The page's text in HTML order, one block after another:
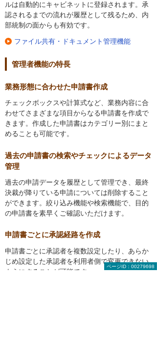
ルは自動的にキャビネットに登録されます。承
認されるまでの流れが履歴として残るため、内
部統制の面からも有効です。
ファイル共有・ドキュメント管理機能
管理者機能の特長
業務形態に合わせた申請書作成
チェックボックスや計算式など、業務内容に合
わせてさまざまな項目からなる申請書を作成で
きます。作成した申請書はカテゴリー別にまと
めることも可能です。
過去の申請書の検索やチェックによるデータ
管理
過去の申請データを履歴として管理でき、最終
決裁が降りている申請については削除すること
ができます。絞り込み機能や検索機能で、目的
の申請書を素早くご確認いただけます。
申請書ごとに承認経路を作成
申請書ごとに承認者を複数設定したり、あらか
じめ設定した承認者を利用者側で変更できない
ようにすることが可能です。
ページID：00279698